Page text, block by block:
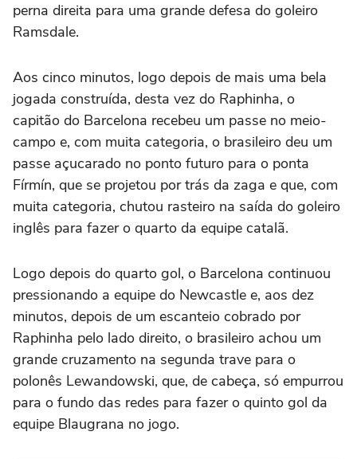
perna direita para uma grande defesa do goleiro
Ramsdale.
Aos cinco minutos, logo depois de mais uma bela
jogada construída, desta vez do Raphinha, o
capitão do Barcelona recebeu um passe no meio-
campo e, com muita categoria, o brasileiro deu um
passe açucarado no ponto futuro para o ponta
Fírmín, que se projetou por trás da zaga e que, com
muita categoria, chutou rasteiro na saída do goleiro
inglês para fazer o quarto da equipe catalã.
Logo depois do quarto gol, o Barcelona continuou
pressionando a equipe do Newcastle e, aos dez
minutos, depois de um escanteio cobrado por
Raphinha pelo lado direito, o brasileiro achou um
grande cruzamento na segunda trave para o
polonês Lewandowski, que, de cabeça, só empurrou
para o fundo das redes para fazer o quinto gol da
equipe Blaugrana no jogo.